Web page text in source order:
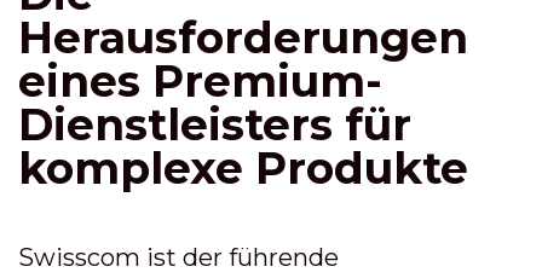
Herausforderungen
eines Premium-
Dienstleisters für
komplexe Produkte
Swisscom ist der führende